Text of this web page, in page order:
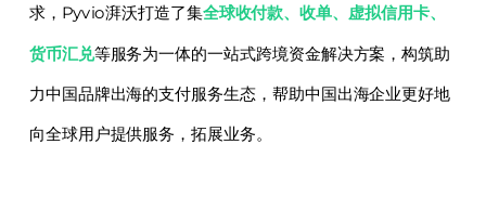
求，Pyvio湃沃打造了集全球收付款、收单、虚拟信用卡、
货币汇兑等服务为一体的一站式跨境资金解决方案，构筑助
力中国品牌出海的支付服务生态，帮助中国出海企业更好地
向全球用户提供服务，拓展业务。